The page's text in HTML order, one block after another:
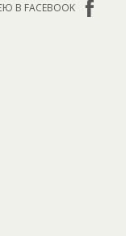
В FACEBOOK